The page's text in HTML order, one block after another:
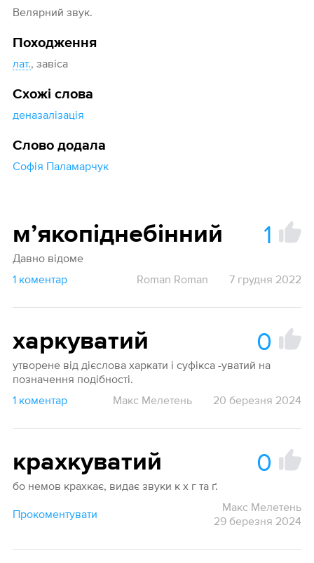
Велярний звук.
Походження
лат., завіса
Схожі слова
деназалізація
Слово додала
Софія Паламарчук
мʼякопіднебінний 1
Давно відоме
1 коментар
Roman Roman 7 грудня 2022
харкуватий 0
утворене від дієслова харкати і суфікса -уватий на
позначення подібності.
1 коментар
Макс Мелетень 20 березня 2024
крахкуватий 0
бо немов крахкає, видає звуки к х г та ґ.
Прокоментувати
Макс Мелетень
29 березня 2024